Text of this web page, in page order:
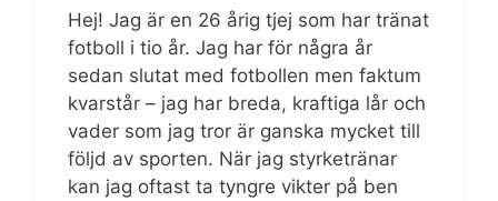
Hej! Jag är en 26 årig tjej som har tränat
fotboll i tio år. Jag har för några år
sedan slutat med fotbollen men faktum
kvarstår – jag har breda, kraftiga lår och
vader som jag tror är ganska mycket till
följd av sporten. När jag styrketränar
kan jag oftast ta tyngre vikter på ben